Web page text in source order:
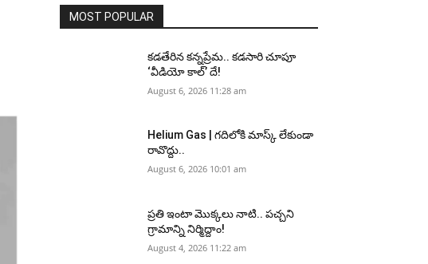
MOST POPULAR
కడతేరిన కన్నప్రేమ.. కడసారి చూపూ
‘వీడియో కాల్’ దే!
August 6, 2026 11:28 am
Helium Gas | గదిలోకి మాస్క్ లేకుండా
రావొద్దు..
August 6, 2026 10:01 am
ప్రతి ఇంటా మొక్కలు నాటి.. పచ్చని
గ్రామాన్ని నిర్మిద్దాం!
August 4, 2026 11:22 am